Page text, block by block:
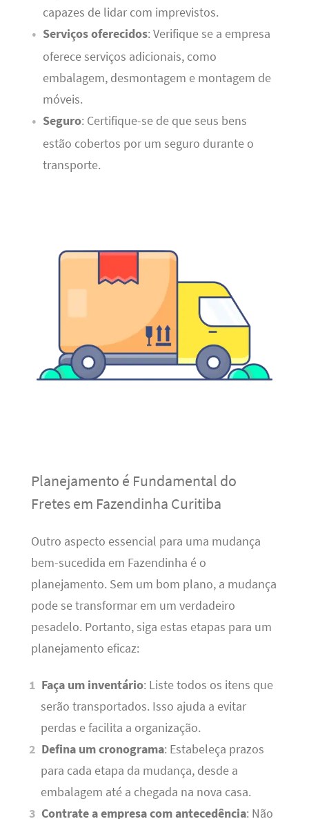
capazes de lidar com imprevistos.
Serviços oferecidos: Verifique se a empresa
oferece serviços adicionais, como
embalagem, desmontagem e montagem de
móveis.
Seguro: Certifique-se de que seus bens
estão cobertos por um seguro durante o
transporte.
Planejamento é Fundamental do
Fretes em Fazendinha Curitiba
Outro aspecto essencial para uma mudança
bem-sucedida em Fazendinha é o
planejamento. Sem um bom plano, a mudança
pode se transformar em um verdadeiro
pesadelo. Portanto, siga estas etapas para um
planejamento eficaz:
Faça um inventário: Liste todos os itens que
serão transportados. Isso ajuda a evitar
perdas e facilita a organização.
Defina um cronograma: Estabeleça prazos
para cada etapa da mudança, desde a
embalagem até a chegada na nova casa.
Contrate a empresa com antecedência: Não